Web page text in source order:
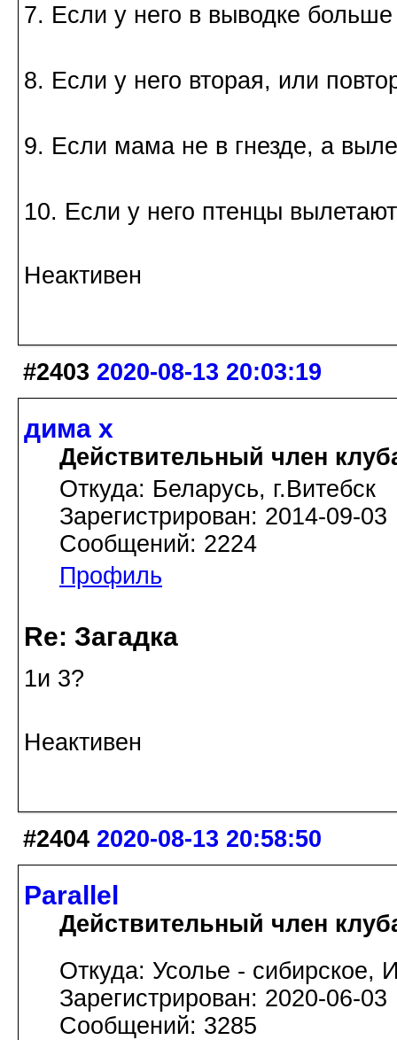
7. Если у него в выводке
8. Если у него вторая, или
9. Если мама не в гнезде, а
10. Если у него птенцы
Неактивен
#2403 2020-08-13 20:03:19
дима х
Действительный член
Откуда: Беларусь, г.Витебск
Зарегистрирован: 2014-09-03
Сообщений: 2224
Профиль
Re: Загадка
1и 3?
Неактивен
#2404 2020-08-13 20:58:50
Parallel
Действительный член
Откуда: Усолье - сибирское,
Зарегистрирован: 2020-06-03
Сообщений: 3285